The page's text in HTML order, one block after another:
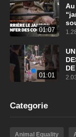
01:07
Au
01:01
Categorie
Animal Equality